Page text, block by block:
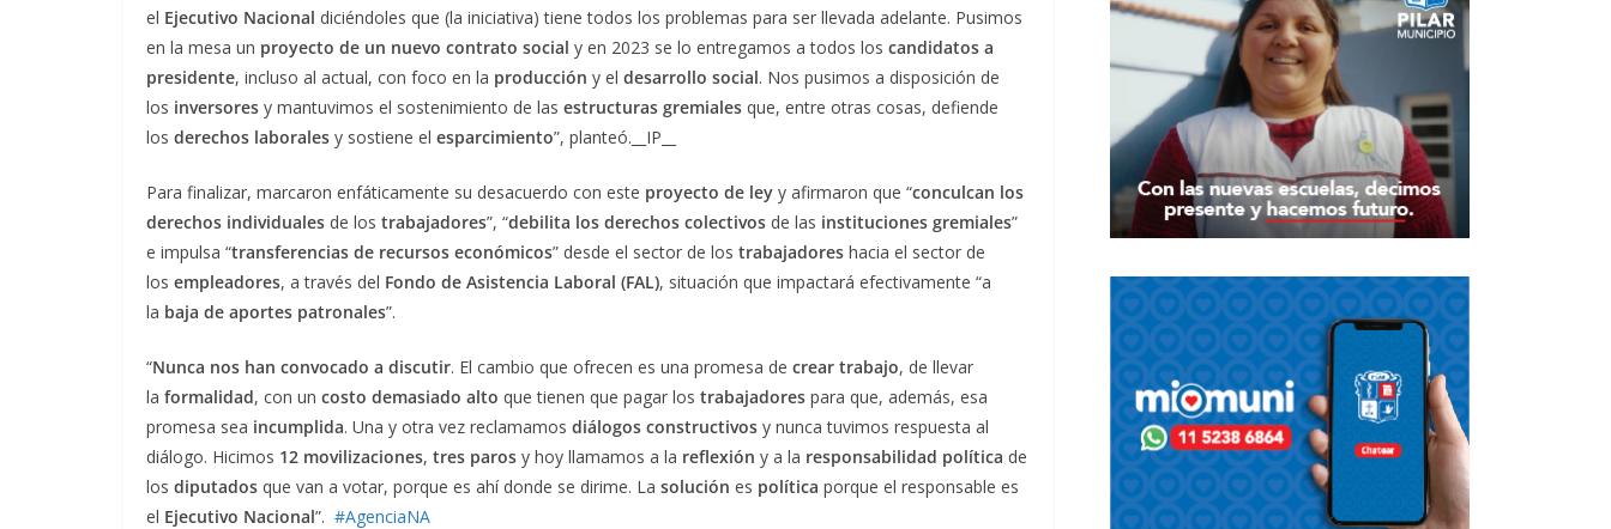
el Ejecutivo Nacional diciéndoles que (la iniciativa) tiene todos los problemas para ser llevada adelante. Pusimos
en la mesa un proyecto de un nuevo contrato social y en 2023 se lo entregamos a todos los candidatos a
presidente, incluso al actual, con foco en la producción y el desarrollo social. Nos pusimos a disposición de
los inversores y mantuvimos el sostenimiento de las estructuras gremiales que, entre otras cosas, defiende
los derechos laborales y sostiene el esparcimiento”, planteó.__IP__
Para finalizar, marcaron enfáticamente su desacuerdo con este proyecto de ley y afirmaron que “conculcan los
derechos individuales de los trabajadores”, “debilita los derechos colectivos de las instituciones gremiales”
e impulsa “transferencias de recursos económicos” desde el sector de los trabajadores hacia el sector de
los empleadores, a través del Fondo de Asistencia Laboral (FAL), situación que impactará efectivamente “a
la baja de aportes patronales”.
“Nunca nos han convocado a discutir. El cambio que ofrecen es una promesa de crear trabajo, de llevar
la formalidad, con un costo demasiado alto que tienen que pagar los trabajadores para que, además, esa
promesa sea incumplida. Una y otra vez reclamamos diálogos constructivos y nunca tuvimos respuesta al
diálogo. Hicimos 12 movilizaciones, tres paros y hoy llamamos a la reflexión y a la responsabilidad política de
los diputados que van a votar, porque es ahí donde se dirime. La solución es política porque el responsable es
el Ejecutivo Nacional”. #AgenciaNA